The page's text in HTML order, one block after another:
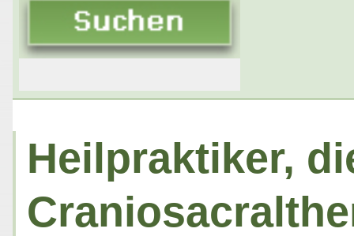
Heilpraktiker,